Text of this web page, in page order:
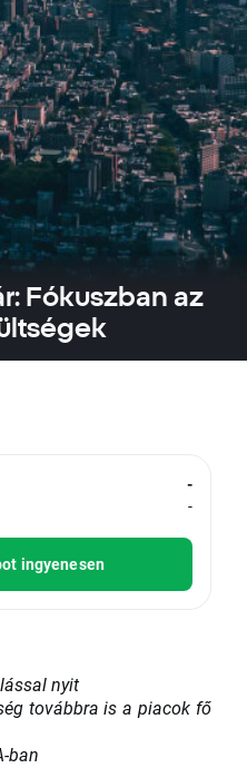
Fókuszban az
-
-
ingyenesen
nyit
továbbra is a piacok fő
ban